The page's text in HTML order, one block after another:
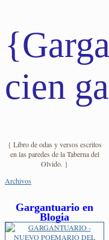
cien
{ Libro de odas y versos escritos
en las paredes de la Taberna del
Olvido. }
Archivos
Gargantuario en
Blogia